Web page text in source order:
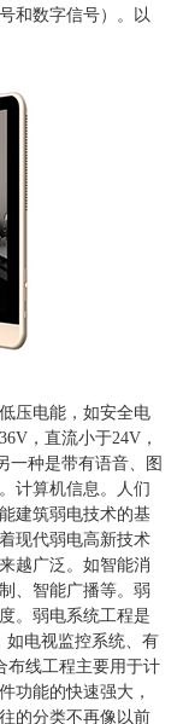
和数字信号）。以
压电能，如安全电
，直流小于24V，
一种是带有语音、图
计算机信息。人们
建筑弱电技术的基
现代弱电高新技术
越广泛。如智能消
、智能广播等。弱
。弱电系统工程是
如电视监控系统、有
布线工程主要用于计
功能的快速强大，
的分类不再像以前